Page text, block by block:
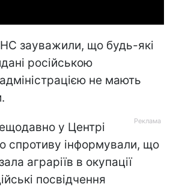
зауважили, що будь-які
російською
не мають
у Центрі
спротиву інформували, що
аграріїв в окупації
посвідчення